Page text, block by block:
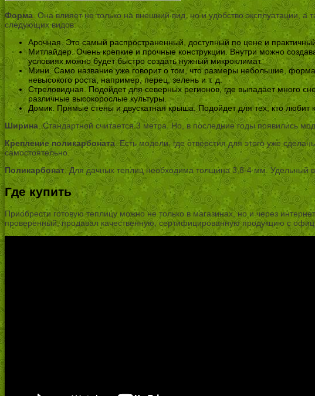
Форма . Она влияет не только на внешний вид, но и удобство эксплуатации,
следующих видов:
Арочная. Это самый распространенный, доступный по цене и
Митлайдер. Очень крепкие и прочные конструкции. Внутри можно
условиях можно будет быстро создать нужный микроклимат.
Мини. Само название уже говорит о том, что размеры небольшие,
невысокого роста, например, перец, зелень и т. д.
Стреловидная. Подойдет для северных регионов, где выпадает много
различные высокорослые культуры.
Домик. Прямые стены и двускатная крыша. Подойдет для тех, кто любит
Ширина . Стандартной считается 3 метра. Но, в последние годы появились
Крепление поликарбоната. Есть модели, где отверстия для этого уже
самостоятельно.
Поликарбонат. Для дачных теплиц необходима толщина 3,8-4 мм. Удельный
Где купить
Приобрести готовую теплицу можно не только в магазинах, но и через
проверенный, продавал качественную, сертифицированную продукцию с